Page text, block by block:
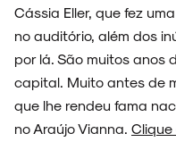
Cássia Eller, que fez
no auditório, além dos
por lá. São muitos anos
capital. Muito antes de
que lhe rendeu fama
no Araújo Vianna.